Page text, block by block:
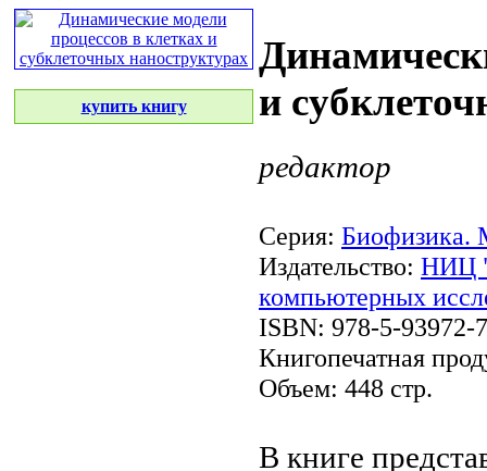
купить книгу
и
редактор
Серия: Биофизика.
Издательство: НИЦ
компьютерных
ISBN: 978-5-93972-
Книгопечатная
Объем: 448 стр.
В книге